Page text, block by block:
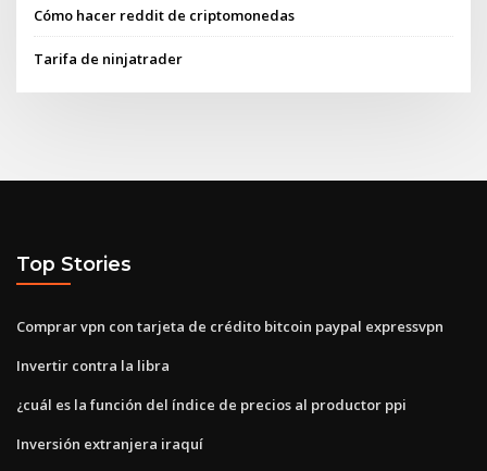
Cómo hacer reddit de criptomonedas
Tarifa de ninjatrader
Top Stories
Comprar vpn con tarjeta de crédito bitcoin paypal expressvpn
Invertir contra la libra
¿cuál es la función del índice de precios al productor ppi
Inversión extranjera iraquí